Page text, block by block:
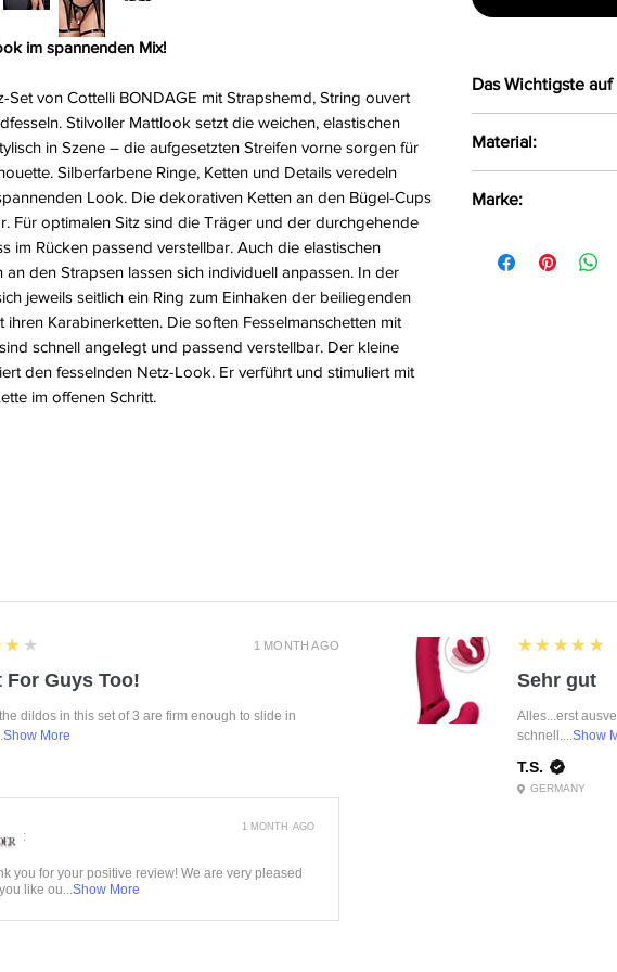
im spannenden Mix!
Set von Cottelli BONDAGE mit Strapshemd, String ouvert
Stilvoller Mattlook setzt die weichen, elastischen
in Szene – die aufgesetzten Streifen vorne sorgen für
Silberfarbene Ringe, Ketten und Details veredeln
Look. Die dekorativen Ketten an den Bügel-Cups
Für optimalen Sitz sind die Träger und der durchgehende
im Rücken passend verstellbar. Auch die elastischen
an den Strapsen lassen sich individuell anpassen. In der
jeweils seitlich ein Ring zum Einhaken der beiliegenden
ihren Karabinerketten. Die soften Fesselmanschetten mit
schnell angelegt und passend verstellbar. Der kleine
den fesselnden Netz-Look. Er verführt und stimuliert mit
im offenen Schritt.
Das Wichtigste
Inklusive Soft-
Netz im
Ketten von
Träger und
Material:
Marke:
1 MONTH AGO
For Guys Too!
dildos in this set of 3 are firm enough to slide in
Show More
:
you for your positive review! We are very pleased
like ou...Show More
1 MONTH AGO
5
★★★★★
Sehr gut
Alles...erst
schnell....Show
T.S.
GERMANY